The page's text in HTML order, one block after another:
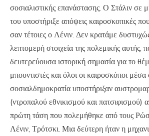
σοσιαλιστικής επανάστασης. Ο Στάλιν σε
του υποστήριξε απόψεις καιροσκοπικές
σαν τέτοιες ο Λένιν. Δεν κρατάμε
λεπτομερή στοιχεία της πολεμικής αυτής,
δευτερεύουσα ιστορική σημασία για το
μπουντιστές και όλοι οι καιροσκόποι
σοσιαλδημοκρατία υποστήριξαν
(ντροπαλού εθνικισμού και πατσιφισμού)
πρώτη τάση που πολεμήθηκε από τους
Λένιν, Τρότσκι. Μια δεύτερη ήταν η